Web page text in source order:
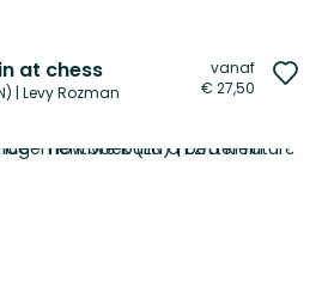
at chess
| Levy Rozman
vanaf
€ 27,50